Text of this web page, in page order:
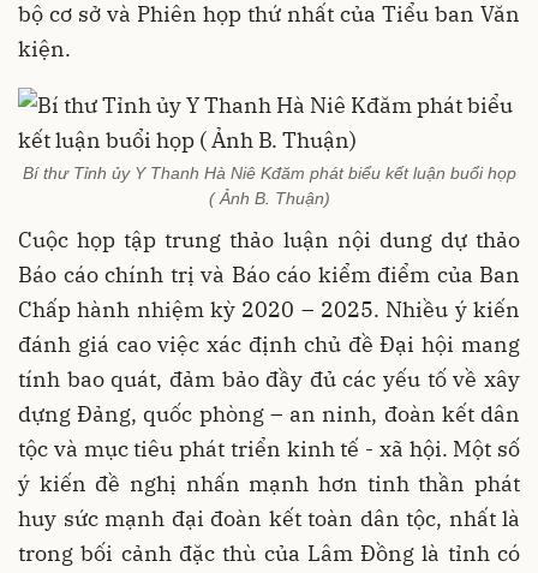
bộ cơ sở và Phiên họp thứ nhất của Tiểu ban Văn
kiện.
Bí thư Tỉnh ủy Y Thanh Hà Niê Kđăm phát biểu kết luận buổi họp
( Ảnh B. Thuận)
Cuộc họp tập trung thảo luận nội dung dự thảo
Báo cáo chính trị và Báo cáo kiểm điểm của Ban
Chấp hành nhiệm kỳ 2020 – 2025. Nhiều ý kiến
đánh giá cao việc xác định chủ đề Đại hội mang
tính bao quát, đảm bảo đầy đủ các yếu tố về xây
dựng Đảng, quốc phòng – an ninh, đoàn kết dân
tộc và mục tiêu phát triển kinh tế - xã hội. Một số
ý kiến đề nghị nhấn mạnh hơn tinh thần phát
huy sức mạnh đại đoàn kết toàn dân tộc, nhất là
trong bối cảnh đặc thù của Lâm Đồng là tỉnh có